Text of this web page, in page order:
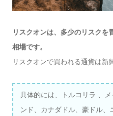
リスクオンは、多少のリスクを
相場です。
リスクオンで買われる通貨は新
具体的には、トルコリラ 、
ンド、カナダドル、豪ドル